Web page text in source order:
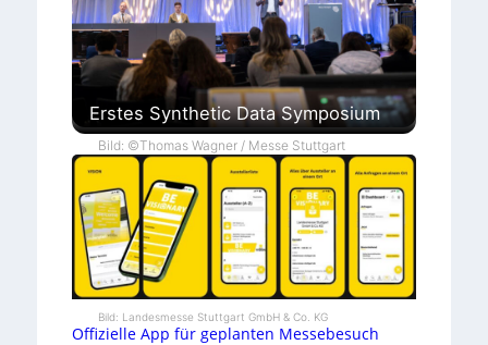
Erstes Synthetic Data Symposium
Bild: ©Thomas Wagner / Messe Stuttgart
Bild: Landesmesse Stuttgart GmbH & Co. KG
Offizielle App für geplanten Messebesuch